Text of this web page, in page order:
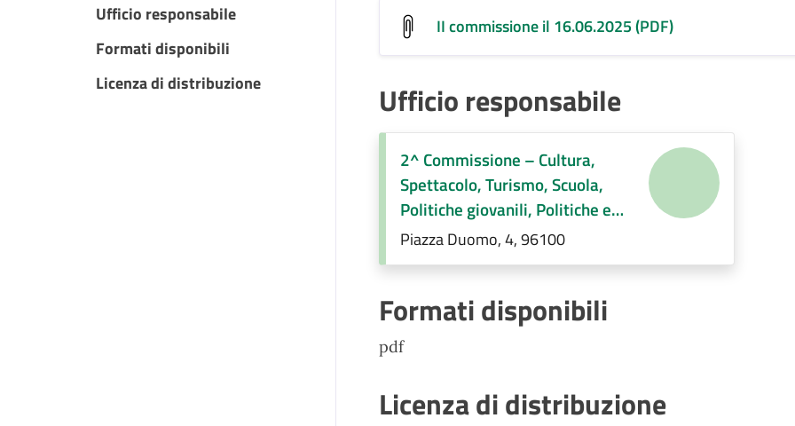
Ufficio responsabile
Formati disponibili
Licenza di distribuzione
II commissione il 16.06.2025 (PDF)
Ufficio responsabile
2^ Commissione – Cultura,
Spettacolo, Turismo, Scuola,
Politiche giovanili, Politiche e
servizi sociali, Pari opportunità e
immigrazione, Regolamenti di
Piazza Duomo, 4, 96100
Formati disponibili
pdf
Licenza di distribuzione